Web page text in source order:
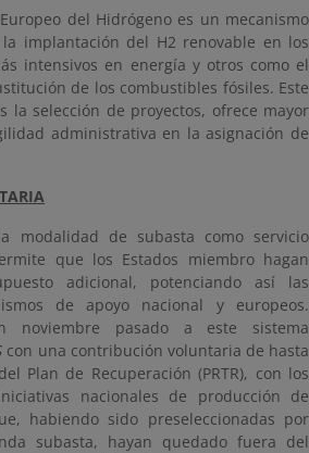
del Hidrógeno es un mecanismo
implantación del H2 renovable en los
intensivos en energía y otros como el
de los combustibles fósiles. Este
la selección de proyectos, ofrece mayor
administrativa en la asignación de
modalidad de subasta como servicio
que los Estados miembro hagan
adicional, potenciando así las
de apoyo nacional y europeos.
noviembre pasado a este sistema
con una contribución voluntaria de hasta
Plan de Recuperación (PRTR), con los
nacionales de producción de
habiendo sido preseleccionadas por
subasta, hayan quedado fuera del